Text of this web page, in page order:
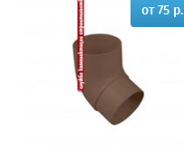
от 75 р.